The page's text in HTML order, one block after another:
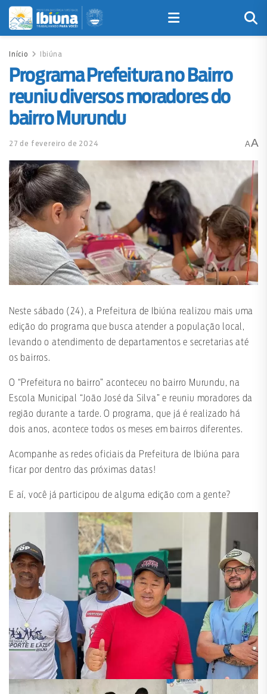
Início Ibiúna
Programa Prefeitura no Bairro
reuniu diversos moradores do
bairro Murundu
27 de fevereiro de 2024 AA
Neste sábado (24), a Prefeitura de Ibiúna realizou mais uma
edição do programa que busca atender a população local,
levando o atendimento de departamentos e secretarias até
os bairros.
O “Prefeitura no bairro” aconteceu no bairro Murundu, na
Escola Municipal “João José da Silva” e reuniu moradores da
região durante a tarde. O programa, que já é realizado há
dois anos, acontece todos os meses em bairros diferentes.
Acompanhe as redes oficiais da Prefeitura de Ibiúna para
ficar por dentro das próximas datas!
E aí, você já participou de alguma edição com a gente?